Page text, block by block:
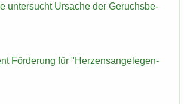
un­ter­sucht Ur­sa­che der Ge­ruchs­be­
För­de­rung für "Her­zens­an­ge­le­gen­